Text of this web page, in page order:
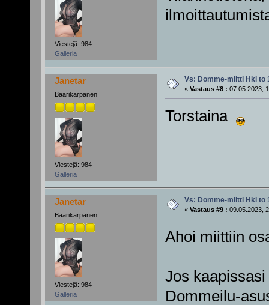
Viestejä: 984
Galleria
Janetar
Baarikärpänen
Viestejä: 984
Galleria
Vs: Domme-miitti Hki to
« Vastaus #8 : 07.05.2023,
Torstaina
Janetar
Baarikärpänen
Viestejä: 984
Galleria
Vs: Domme-miitti Hki to
« Vastaus #9 : 09.05.2023,
Ahoi miittiin
Jos
Dommeilu-